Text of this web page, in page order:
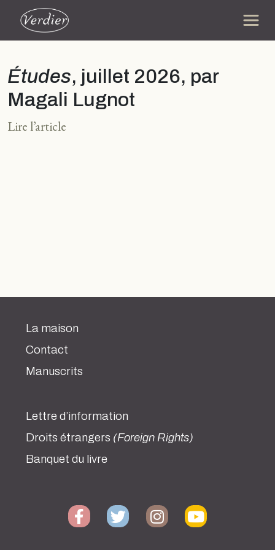
Études, juillet 2026, par
Magali Lugnot
Lire l’article
La maison
Contact
Manuscrits
Lettre d’information
Droits étrangers (Foreign Rights)
Banquet du livre